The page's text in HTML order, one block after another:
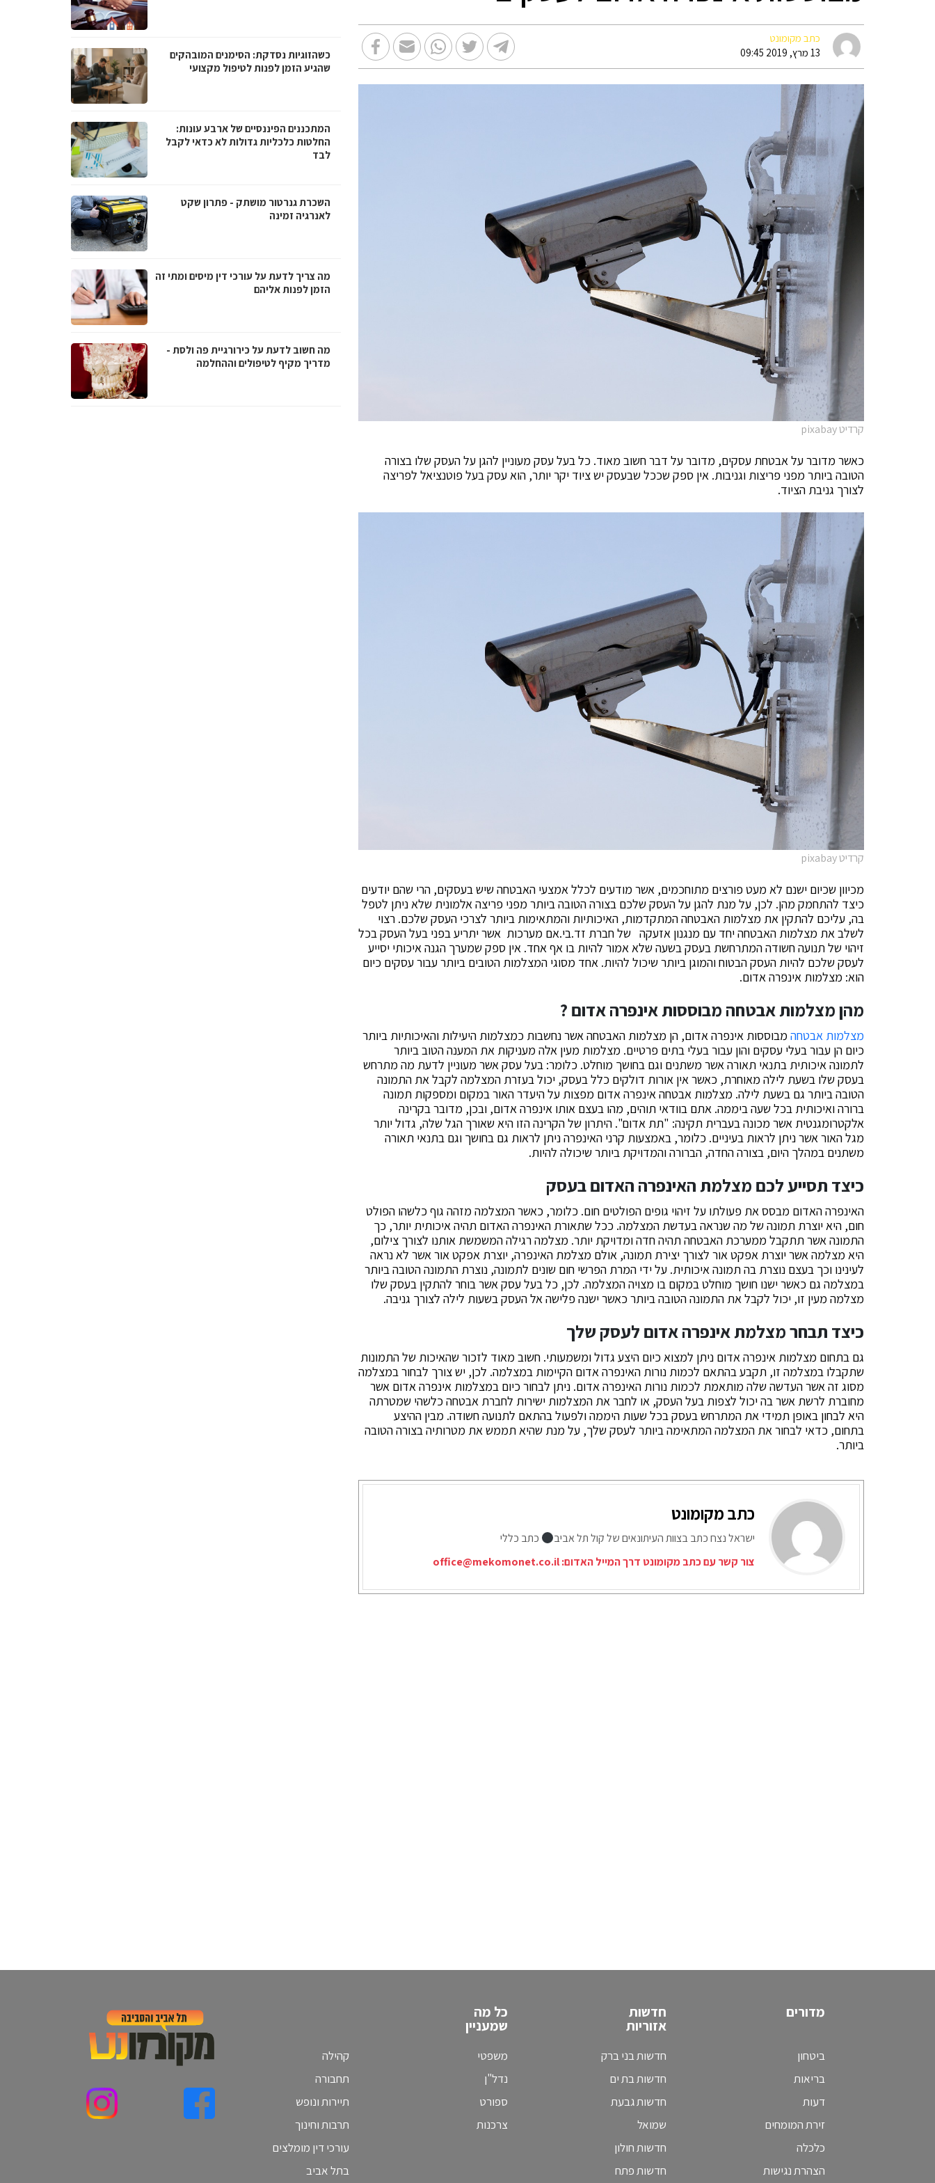
כתב מקומונט
13 מרץ, 2019 09:45
קרדיט pixabay
כאשר מדובר על אבטחת עסקים, מדובר על דבר חשוב מאוד. כל בעל עסק מעוניין להגן על העסק שלו בצורה
הטובה ביותר מפני פריצות וגניבות. אין ספק שככל שבעסק יש ציוד יקר יותר, הוא עסק בעל פוטנציאל לפריצה
לצורך גניבת הציוד.
קרדיט pixabay
מכיוון שכיום ישנם לא מעט פורצים מתוחכמים, אשר מודעים לכלל אמצעי האבטחה שיש בעסקים, הרי שהם יודעים
כיצד להתחמק מהן. לכן, על מנת להגן על העסק שלכם בצורה הטובה ביותר מפני פריצה אלמונית שלא ניתן לטפל
בה, עליכם להתקין את מצלמות האבטחה המתקדמות, האיכותיות והמתאימות ביותר לצרכי העסק שלכם. רצוי
לשלב את מצלמות האבטחה יחד עם מנגנון אזעקה של חברת זד.בי.אם מערכות אשר יתריע בפני בעל העסק בכל
זיהוי של תנועה חשודה המתרחשת בעסק בשעה שלא אמור להיות בו אף אחד. אין ספק שמערך הגנה איכותי יסייע
לעסק שלכם להיות העסק הבטוח והמוגן ביותר שיכול להיות. אחד מסוגי המצלמות הטובים ביותר עבור עסקים כיום
הוא: מצלמות אינפרה אדום.
מהן מצלמות אבטחה מבוססות אינפרה אדום ?
מצלמות אבטחה מבוססות אינפרה אדום, הן מצלמות האבטחה אשר נחשבות כמצלמות היעילות והאיכותיות ביותר
כיום הן עבור בעלי עסקים והון עבור בעלי בתים פרטיים. מצלמות מעין אלה מעניקות את המענה הטוב ביותר
לתמונה איכותית בתנאי תאורה אשר משתנים וגם בחושך מוחלט. כלומר: בעל עסק אשר מעוניין לדעת מה מתרחש
בעסק שלו בשעת לילה מאוחרת, כאשר אין אורות דולקים כלל בעסק, יכול בעזרת המצלמה לקבל את התמונה
הטובה ביותר גם בשעת לילה. מצלמות אבטחה אינפרה אדום מפצות על היעדר האור במקום ומספקות תמונה
ברורה ואיכותית בכל שעה ביממה. אתם בוודאי תוהים, מהו בעצם אותו אינפרה אדום, ובכן, מדובר בקרינה
אלקטרומגנטית אשר מכונה בעברית תקינה: "תת אדום". היתרון של הקרינה הזו היא שאורך הגל שלה, גדול יותר
מגל האור אשר ניתן לראות בעיניים. כלומר, באמצעות קרני האינפרה ניתן לראות גם בחושך וגם בתנאי תאורה
משתנים במהלך היום, בצורה החדה, הברורה והמדויקת ביותר שיכולה להיות.
כיצד תסייע לכם מצלמת האינפרה האדום בעסק
האינפרה האדום מבסס את פעולתו על זיהוי גופים הפולטים חום. כלומר, כאשר המצלמה מזהה גוף כלשהו הפולט
חום, היא יוצרת תמונה של מה שנראה בעדשת המצלמה. ככל שתאורת האינפרה האדום תהיה איכותית יותר, כך
התמונה אשר תתקבל ממערכת האבטחה תהיה חדה ומדויקת יותר. מצלמה רגילה המשמשת אותנו לצורך צילום,
היא מצלמה אשר יוצרת אפקט אור לצורך יצירת תמונה, אולם מצלמת האינפרה, יוצרת אפקט אור אשר לא נראה
לעינינו וכך בעצם נוצרת בה תמונה איכותית. על ידי המרת הפרשי חום שונים לתמונה, נוצרת התמונה הטובה ביותר
במצלמה גם כאשר ישנו חושך מוחלט במקום בו מצויה המצלמה. לכן, כל בעל עסק אשר בוחר להתקין בעסק שלו
מצלמה מעין זו, יכול לקבל את התמונה הטובה ביותר כאשר ישנה פלישה אל העסק בשעות לילה לצורך גניבה.
כיצד תבחר מצלמת אינפרה אדום לעסק שלך
גם בתחום מצלמות אינפרה אדום ניתן למצוא כיום היצע גדול ומשמעותי. חשוב מאוד לזכור שהאיכות של התמונות
שתקבלו במצלמה זו, תקבע בהתאם לכמות נורות האינפרה אדום הקיימות במצלמה. לכן, יש צורך לבחור במצלמה
מסוג זה אשר העדשה שלה מותאמת לכמות נורות האינפרה אדום. ניתן לבחור כיום במצלמות אינפרה אדום אשר
מחוברת לרשת אשר בה יכול לצפות בעל העסק, או לחבר את המצלמות ישירות לחברת אבטחה כלשהי שמטרתה
היא לבחון באופן תמידי את המתרחש בעסק בכל שעות היממה ולפעול בהתאם לתנועה חשודה. מבין ההיצע
בתחום, כדאי לבחור את המצלמה המתאימה ביותר לעסק שלך, על מנת שהיא תממש את מטרותיה בצורה הטובה
ביותר.
כתב מקומונט
ישראל נצח כתב בצוות העיתונאים של קול תל אביב
כתב כללי
צור קשר עם כתב מקומונט דרך המייל האדום:office@mekomonet.co.il
כשהזוגיות נסדקת: הסימנים המובהקים
שהגיע הזמן לפנות לטיפול מקצועי
המתכננים הפיננסיים של ארבע עונות:
החלטות כלכליות גדולות לא כדאי לקבל
לבד
השכרת גנרטור מושתק - פתרון שקט
לאנרגיה זמינה
מה צריך לדעת על עורכי דין מיסים ומתי זה
הזמן לפנות אליהם
מה חשוב לדעת על כירורגיית פה ולסת -
מדריך מקיף לטיפולים וההחלמה
מדורים
ביטחון
בריאות
דעות
זירת המומחים
כלכלה
הצהרת נגישות
חדשות
אזוריות
חדשות בני ברק
חדשות בת ים
חדשות גבעת
שמואל
חדשות חולון
חדשות פתח
כל מה
שמעניין
משפטי
נדל"ן
ספורט
צרכנות
קהילה
תחבורה
תיירות ונופש
תרבות וחינוך
עורכי דין מומלצים
בתל אביב